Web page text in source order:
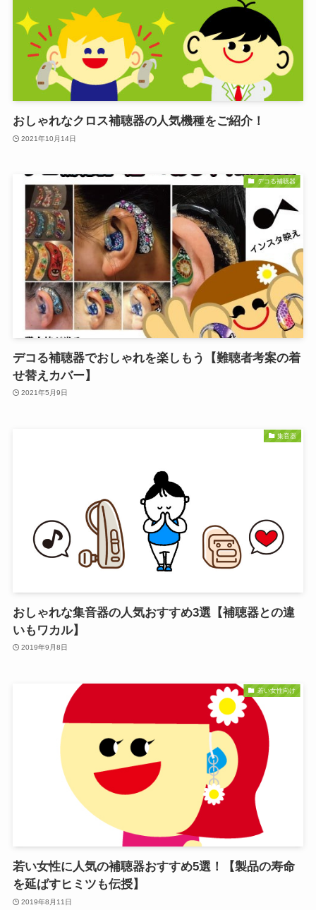
おしゃれなクロス補聴器の人気機種をご紹介！
2021年10月14日
デコる補聴器
デコる補聴器でおしゃれを楽しもう【難聴者考案の着
せ替えカバー】
2021年5月9日
集音器
おしゃれな集音器の人気おすすめ3選【補聴器との違
いもワカル】
2019年9月8日
若い女性向け
若い女性に人気の補聴器おすすめ5選！【製品の寿命
を延ばすヒミツも伝授】
2019年8月11日